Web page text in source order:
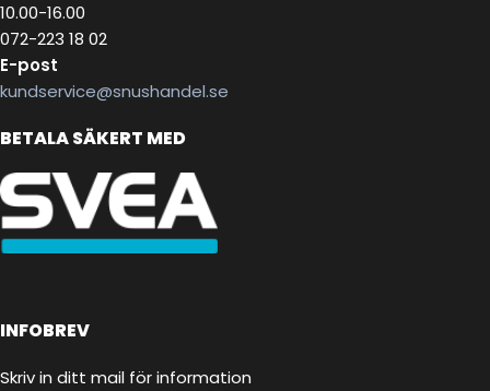
10.00-16.00
072-223 18 02
E-post
kundservice@snushandel.se
BETALA SÄKERT MED
INFOBREV
Skriv in ditt mail för information